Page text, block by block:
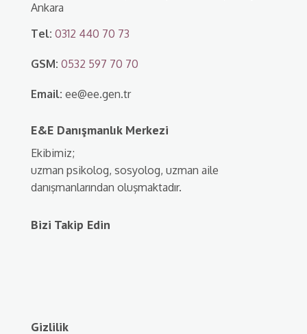
Ankara
Tel: 0312 440 70 73
GSM: 0532 597 70 70
Email: ee@ee.gen.tr
E&E Danışmanlık Merkezi
Ekibimiz;
uzman psikolog, sosyolog, uzman aile
danışmanlarından oluşmaktadır.
Bizi Takip Edin
Gizlilik